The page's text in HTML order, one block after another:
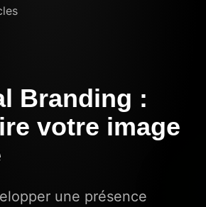
Branding :
votre image
une présence